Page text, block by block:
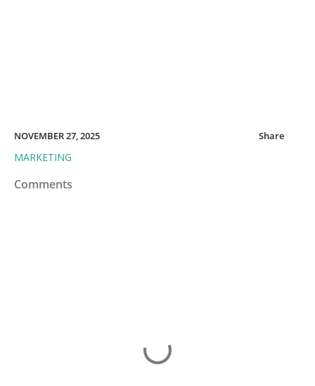
NOVEMBER 27, 2025
MARKETING
Share
Comments